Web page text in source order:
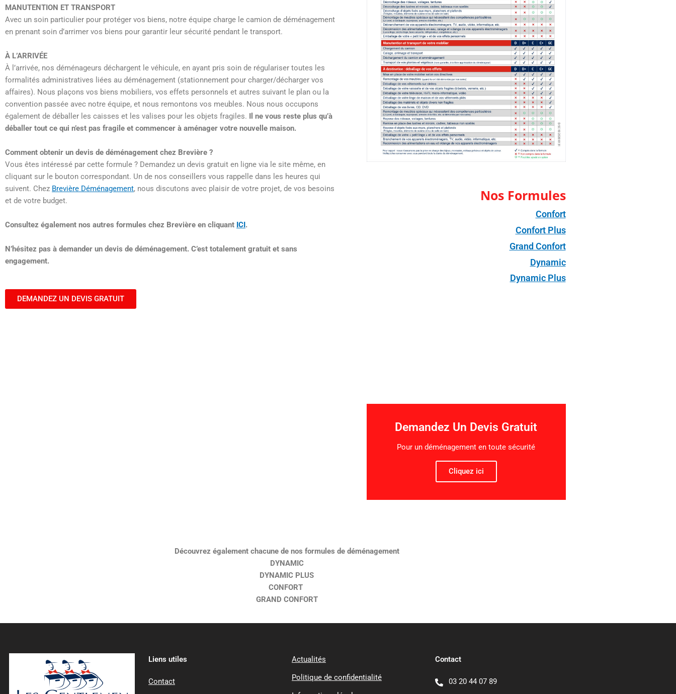
MANUTENTION ET TRANSPORT
Avec un soin particulier pour protéger vos biens, notre équipe charge le camion de déménagement
en prenant soin d’arrimer vos biens pour garantir leur sécurité pendant le transport.
À L’ARRIVÉE
À l’arrivée, nos déménageurs déchargent le véhicule, en ayant pris soin de régulariser toutes les
formalités administratives liées au déménagement (stationnement pour charger/décharger vos
affaires). Nous plaçons vos biens mobiliers, vos effets personnels et autres suivant le plan ou la
convention passée avec notre équipe, et nous remontons vos meubles. Nous nous occupons
également de déballer les caisses et les valises pour les objets fragiles. Il ne vous reste plus qu’à
déballer tout ce qui n’est pas fragile et commencer à aménager votre nouvelle maison.
Comment obtenir un devis de déménagement chez Brevière ?
Vous êtes intéressé par cette formule ? Demandez un devis gratuit en ligne via le site même, en
cliquant sur le bouton correspondant. Un de nos conseillers vous rappelle dans les heures qui
suivent. Chez Brevière Déménagement, nous discutons avec plaisir de votre projet, de vos besoins
et de votre budget.
Consultez également nos autres formules chez Brevière en cliquant ICI.
N’hésitez pas à demander un devis de déménagement. C’est totalement gratuit et sans
engagement.
DEMANDEZ UN DEVIS GRATUIT
Nos Formules
Confort
Confort Plus
Grand Confort
Dynamic
Dynamic Plus
Demandez Un Devis Gratuit
Pour un déménagement en toute sécurité
Cliquez ici
Découvrez également chacune de nos formules de déménagement
DYNAMIC
DYNAMIC PLUS
CONFORT
GRAND CONFORT
Liens utiles
Contact
Actualités
Politique de confidentialité
Contact
03 20 44 07 89